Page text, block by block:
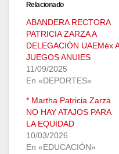
Relacionado
ABANDERA RECTORA
PATRICIA ZARZA A
DELEGACIÓN UAEMéx A
JUEGOS ANUIES
11/09/2025
En «DEPORTES»
* Martha Patricia Zarza
NO HAY ATAJOS PARA
LA EQUIDAD
10/03/2026
En «EDUCACIÓN»